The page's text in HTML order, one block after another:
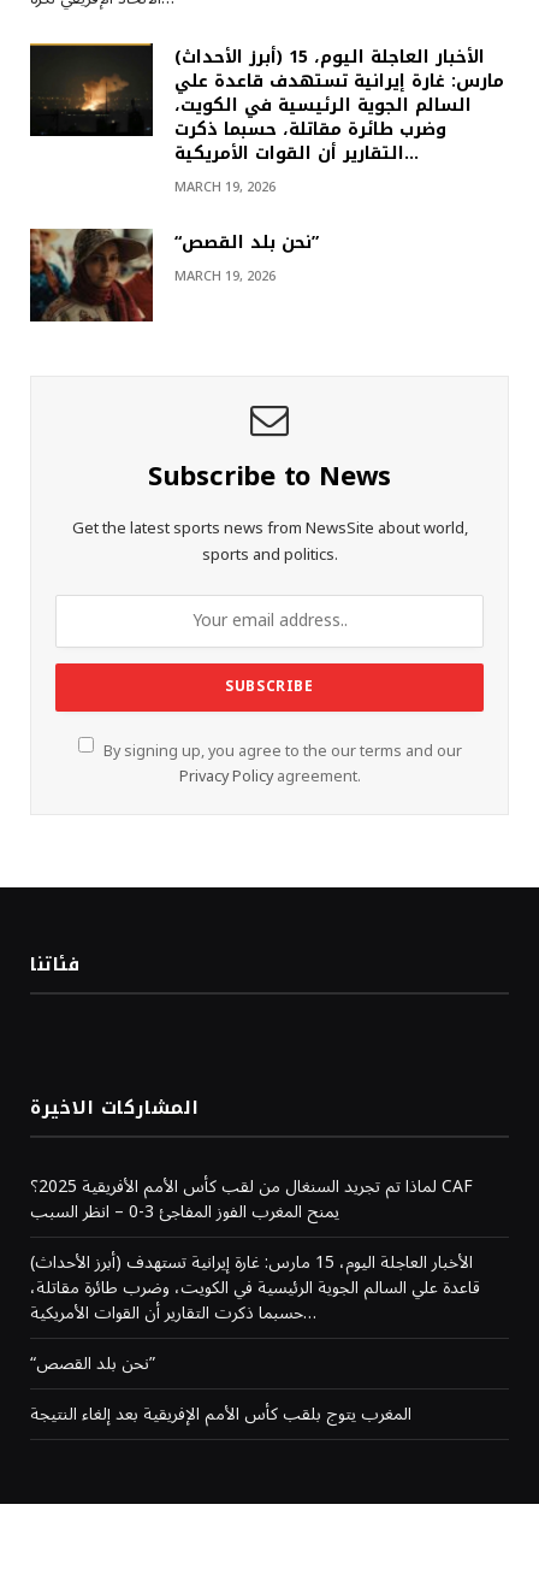
(أبرز الأحداث) الأخبار العاجلة اليوم، 15
مارس: غارة إيرانية تستهدف قاعدة علي
السالم الجوية الرئيسية في الكويت،
وضرب طائرة مقاتلة، حسبما ذكرت
التقارير أن القوات الأمريكية…
MARCH 19, 2026
“نحن بلد القصص”
MARCH 19, 2026
Subscribe to News
Get the latest sports news from NewsSite about world,
sports and politics.
By signing up, you agree to the our terms and our
Privacy Policyagreement.
فئاتنا
المشاركات الاخيرة
لماذا تم تجريد السنغال من لقب كأس الأمم الأفريقية 2025؟ CAF
يمنح المغرب الفوز المفاجئ 3-0 – انظر السبب
(أبرز الأحداث) الأخبار العاجلة اليوم، 15 مارس: غارة إيرانية تستهدف
قاعدة علي السالم الجوية الرئيسية في الكويت، وضرب طائرة مقاتلة،
حسبما ذكرت التقارير أن القوات الأمريكية…
“نحن بلد القصص”
المغرب يتوج بلقب كأس الأمم الإفريقية بعد إلغاء النتيجة